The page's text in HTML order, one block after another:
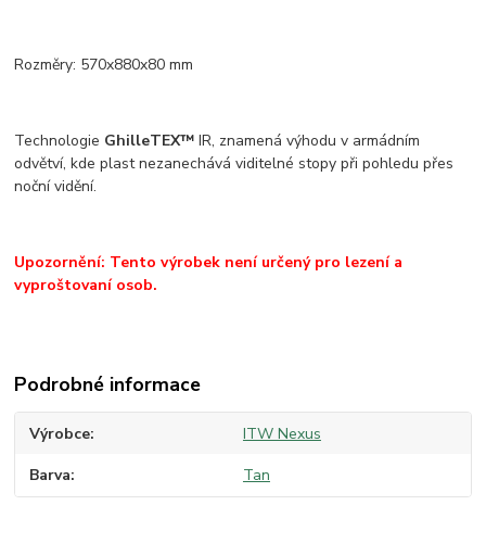
Rozměry: 570x880x80 mm
Technologie GhilleTEX™ IR, znamená výhodu v armádním
odvětví, kde plast nezanechává viditelné stopy při pohledu přes
noční vidění.
Upozornění: Tento výrobek není určený pro lezení a
vyproštovaní osob.
Podrobné informace
Výrobce ITW Nexus
Barva Tan